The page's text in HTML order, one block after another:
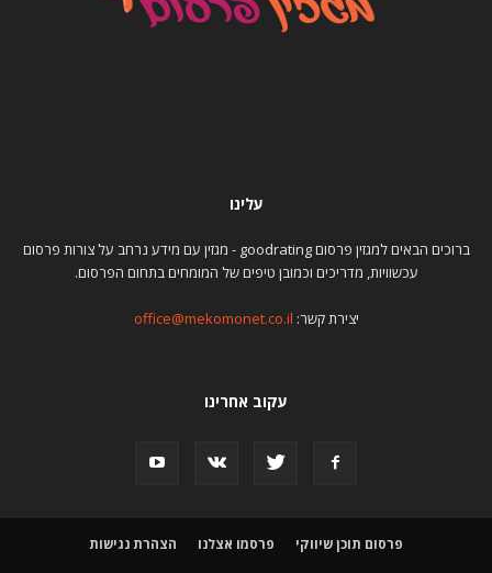
עלינו
ברוכים הבאים למגזין פרסום goodrating - מגזין עם מידע נרחב על צורות פרסום
עכשוויות, מדריכים וכמובן טיפים של המומחים בתחום הפרסום.
יצירת קשר: office@mekomonet.co.il
עקוב אחרינו
פרסום תוכן שיווקי פרסמו אצלנו
הצהרת נגישות